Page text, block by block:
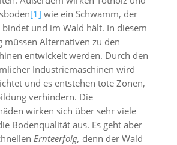
[1] wie ein Schwamm, der
bindet und im Wald hält. In diesem
müssen Alternativen zu den
entwickelt werden. Durch den
Industriemaschinen wird
und es entstehen tote Zonen,
verhindern. Die
wirken sich über sehr viele
Bodenqualität aus. Es geht aber
Ernteerfolg, denn der Wald